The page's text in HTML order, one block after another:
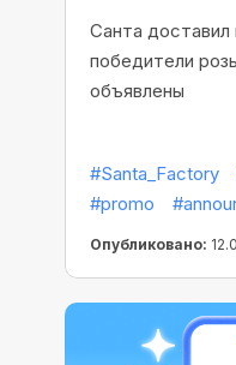
Санта доставил
победители
объявлены
#Santa_Factory
#promo
Опубликовано: